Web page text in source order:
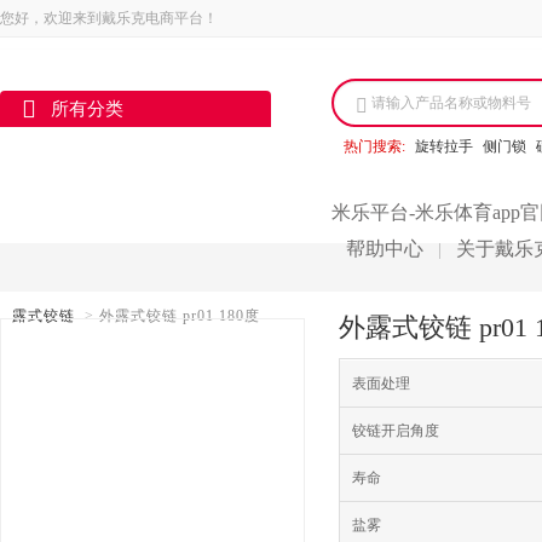
您好，欢迎来到戴乐克电商平台！
所有分类 请输入产品名称或物料号
热门搜索: 旋转拉手 侧门锁
米乐平台-米乐体育app
帮助中心
关于戴乐
露式铰链 > 外露式铰链 pr01 180度 外露式铰链 pr01
表面处理
铰链开启角度
寿命
盐雾